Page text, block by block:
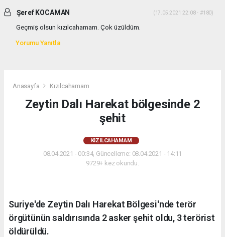
Şeref KOCAMAN (17.05.2021 22:08 - #180)
Geçmiş olsun kızılcahamam. Çok üzüldüm.
Yorumu Yanıtla
Anasayfa Kızılcahamam
Zeytin Dalı Harekat bölgesinde 2
şehit
KIZILCAHAMAM
08.04.2021 - 00:34, Güncelleme: 08.04.2021 - 14:11
9729+ kez okundu.
Suriye'de Zeytin Dalı Harekat Bölgesi'nde terör
örgütünün saldırısında 2 asker şehit oldu, 3 terörist
öldürüldü.